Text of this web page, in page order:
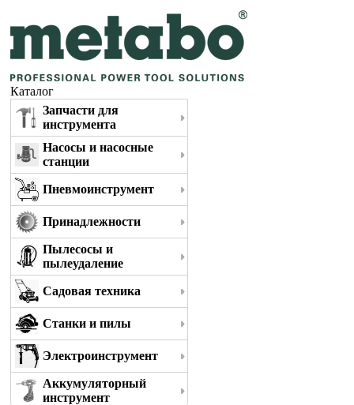
Каталог
Запчасти для
инструмента
Насосы и насосные
станции
Пневмоинструмент
Принадлежности
Пылесосы и
пылеудаление
Садовая техника
Станки и пилы
Электроинструмент
Аккумуляторный
инструмент